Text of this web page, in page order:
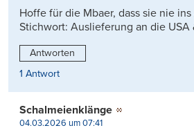
Hoffe für die Mbaer, dass sie nie
Stichwort: Auslieferung an die USA
Antworten
1 Antwort
Schalmeienklänge
04.03.2026 um 07:41